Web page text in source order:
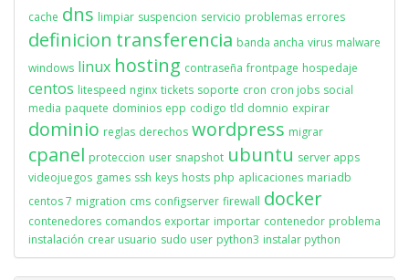
cache dns limpiar suspencion servicio problemas errores
definicion transferencia banda ancha virus malware
windows linux hosting contraseña frontpage hospedaje
centos litespeed nginx tickets soporte cron cron jobs social
media paquete dominios epp codigo tld domnio expirar
dominio reglas derechos wordpress migrar
cpanel proteccion user snapshot ubuntu server apps
videojuegos games ssh keys hosts php aplicaciones mariadb
centos 7 migration cms configserver firewall docker
contenedores comandos exportar importar contenedor problema
instalación crear usuario sudo user python3 instalar python